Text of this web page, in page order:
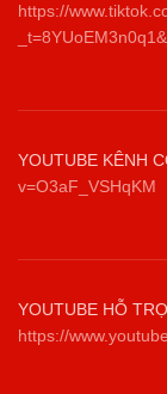
https://
YOUTUBE KÊNH
v=O3aF_VSHqKM
YOUTUBE HỖ
https://